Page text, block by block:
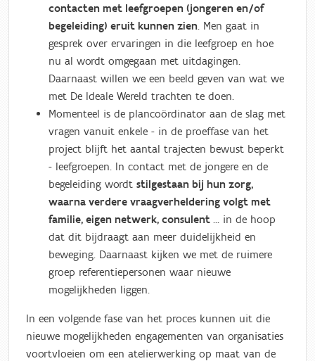
contacten met leefgroepen (jongeren en/of
begeleiding) eruit kunnen zien. Men gaat in
gesprek over ervaringen in die leefgroep en hoe
nu al wordt omgegaan met uitdagingen.
Daarnaast willen we een beeld geven van wat we
met De Ideale Wereld trachten te doen.
Momenteel is de plancoördinator aan de slag met
vragen vanuit enkele - in de proeffase van het
project blijft het aantal trajecten bewust beperkt
- leefgroepen. In contact met de jongere en de
begeleiding wordt stilgestaan bij hun zorg,
waarna verdere vraagverheldering volgt met
familie, eigen netwerk, consulent … in de hoop
dat dit bijdraagt aan meer duidelijkheid en
beweging. Daarnaast kijken we met de ruimere
groep referentiepersonen waar nieuwe
mogelijkheden liggen.
In een volgende fase van het proces kunnen uit die
nieuwe mogelijkheden engagementen van organisaties
voortvloeien om een atelierwerking op maat van de